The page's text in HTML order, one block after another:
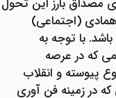
ای مصداق بارز این تحول
(اجتماعی)
با توجه به
که در عرصه
پیوسته و انقلاب
در زمینه فن آوری